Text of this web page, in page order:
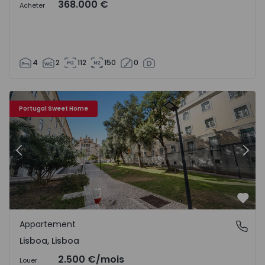
Acheter 368.000 €
4 2 112 150 0
Portugal Sweet Home
Appartement T2 Lisboa, Lisboa - 1562082 - 25
Précédent
Lisboa, Lisboa
Appartement
Lisboa, Lisboa
Louer 2.500 €/mois